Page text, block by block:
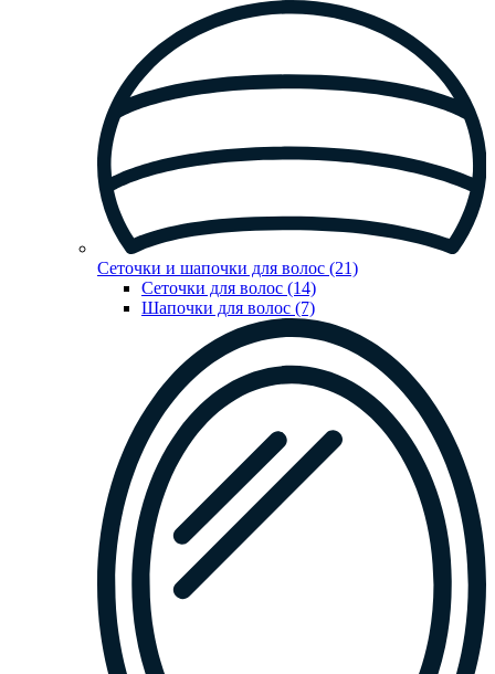
Сеточки и шапочки для волос (21)
Сеточки для волос (14)
Шапочки для волос (7)